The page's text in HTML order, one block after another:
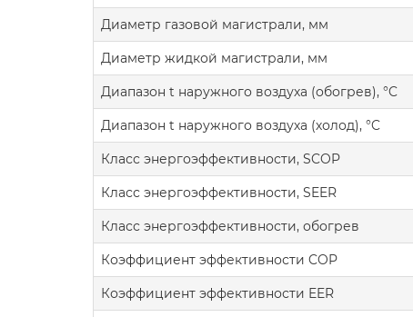
Диаметр газовой магистрали, мм
Диаметр жидкой магистрали, мм
Диапазон t наружного воздуха (обогрев), °C
Диапазон t наружного воздуха (холод), °C
Класс энергоэффективности, SCOP
Класс энергоэффективности, SEER
Класс энергоэффективности, обогрев
Коэффициент эффективности COP
Коэффициент эффективности EER